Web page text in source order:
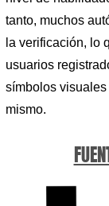
tanto, muchos
la verificación, lo
usuarios
símbolos
mismo.